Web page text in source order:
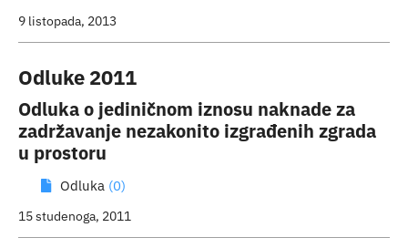
9 listopada, 2013
Odluke 2011
Odluka o jediničnom iznosu naknade za
zadržavanje nezakonito izgrađenih zgrada
u prostoru
Odluka (0)
15 studenoga, 2011